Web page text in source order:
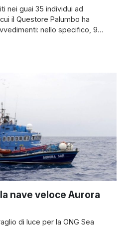
nei guai 35 individui ad
il Questore Palumbo ha
nello specifico, 9
di malviventi che hanno
nave veloce Aurora
di luce per la ONG Sea